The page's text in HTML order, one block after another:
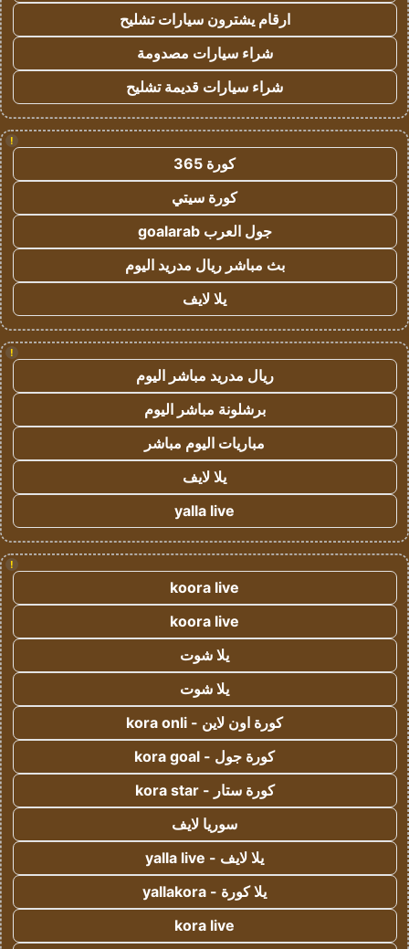
ارقام يشترون سيارات تشليح
شراء سيارات مصدومة
شراء سيارات قديمة تشليح
!
كورة 365
كورة سيتي
جول العرب goalarab
بث مباشر ريال مدريد اليوم
يلا لايف
!
ريال مدريد مباشر اليوم
برشلونة مباشر اليوم
مباريات اليوم مباشر
يلا لايف
yalla live
!
koora live
koora live
يلا شوت
يلا شوت
كورة اون لاين - kora onli
كورة جول - kora goal
كورة ستار - kora star
سوريا لايف
يلا لايف - yalla live
يلا كورة - yallakora
kora live